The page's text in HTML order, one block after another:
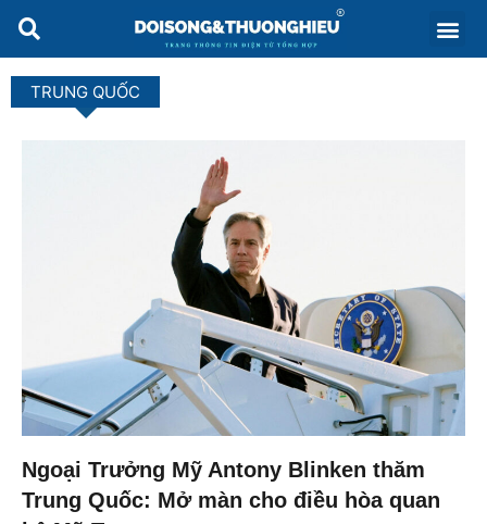
TRUNG QUỐC
Ngoại Trưởng Mỹ Antony Blinken thăm
Trung Quốc: Mở màn cho điều hòa quan